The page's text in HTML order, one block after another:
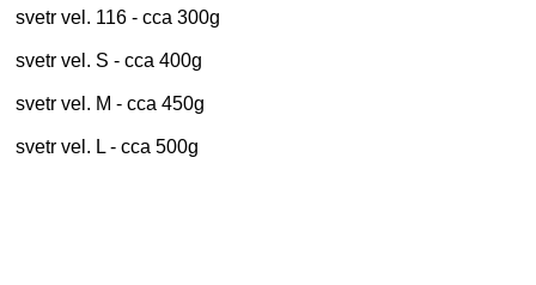
svetr vel. 116 - cca 300g
svetr vel. S - cca 400g
svetr vel. M - cca 450g
svetr vel. L - cca 500g